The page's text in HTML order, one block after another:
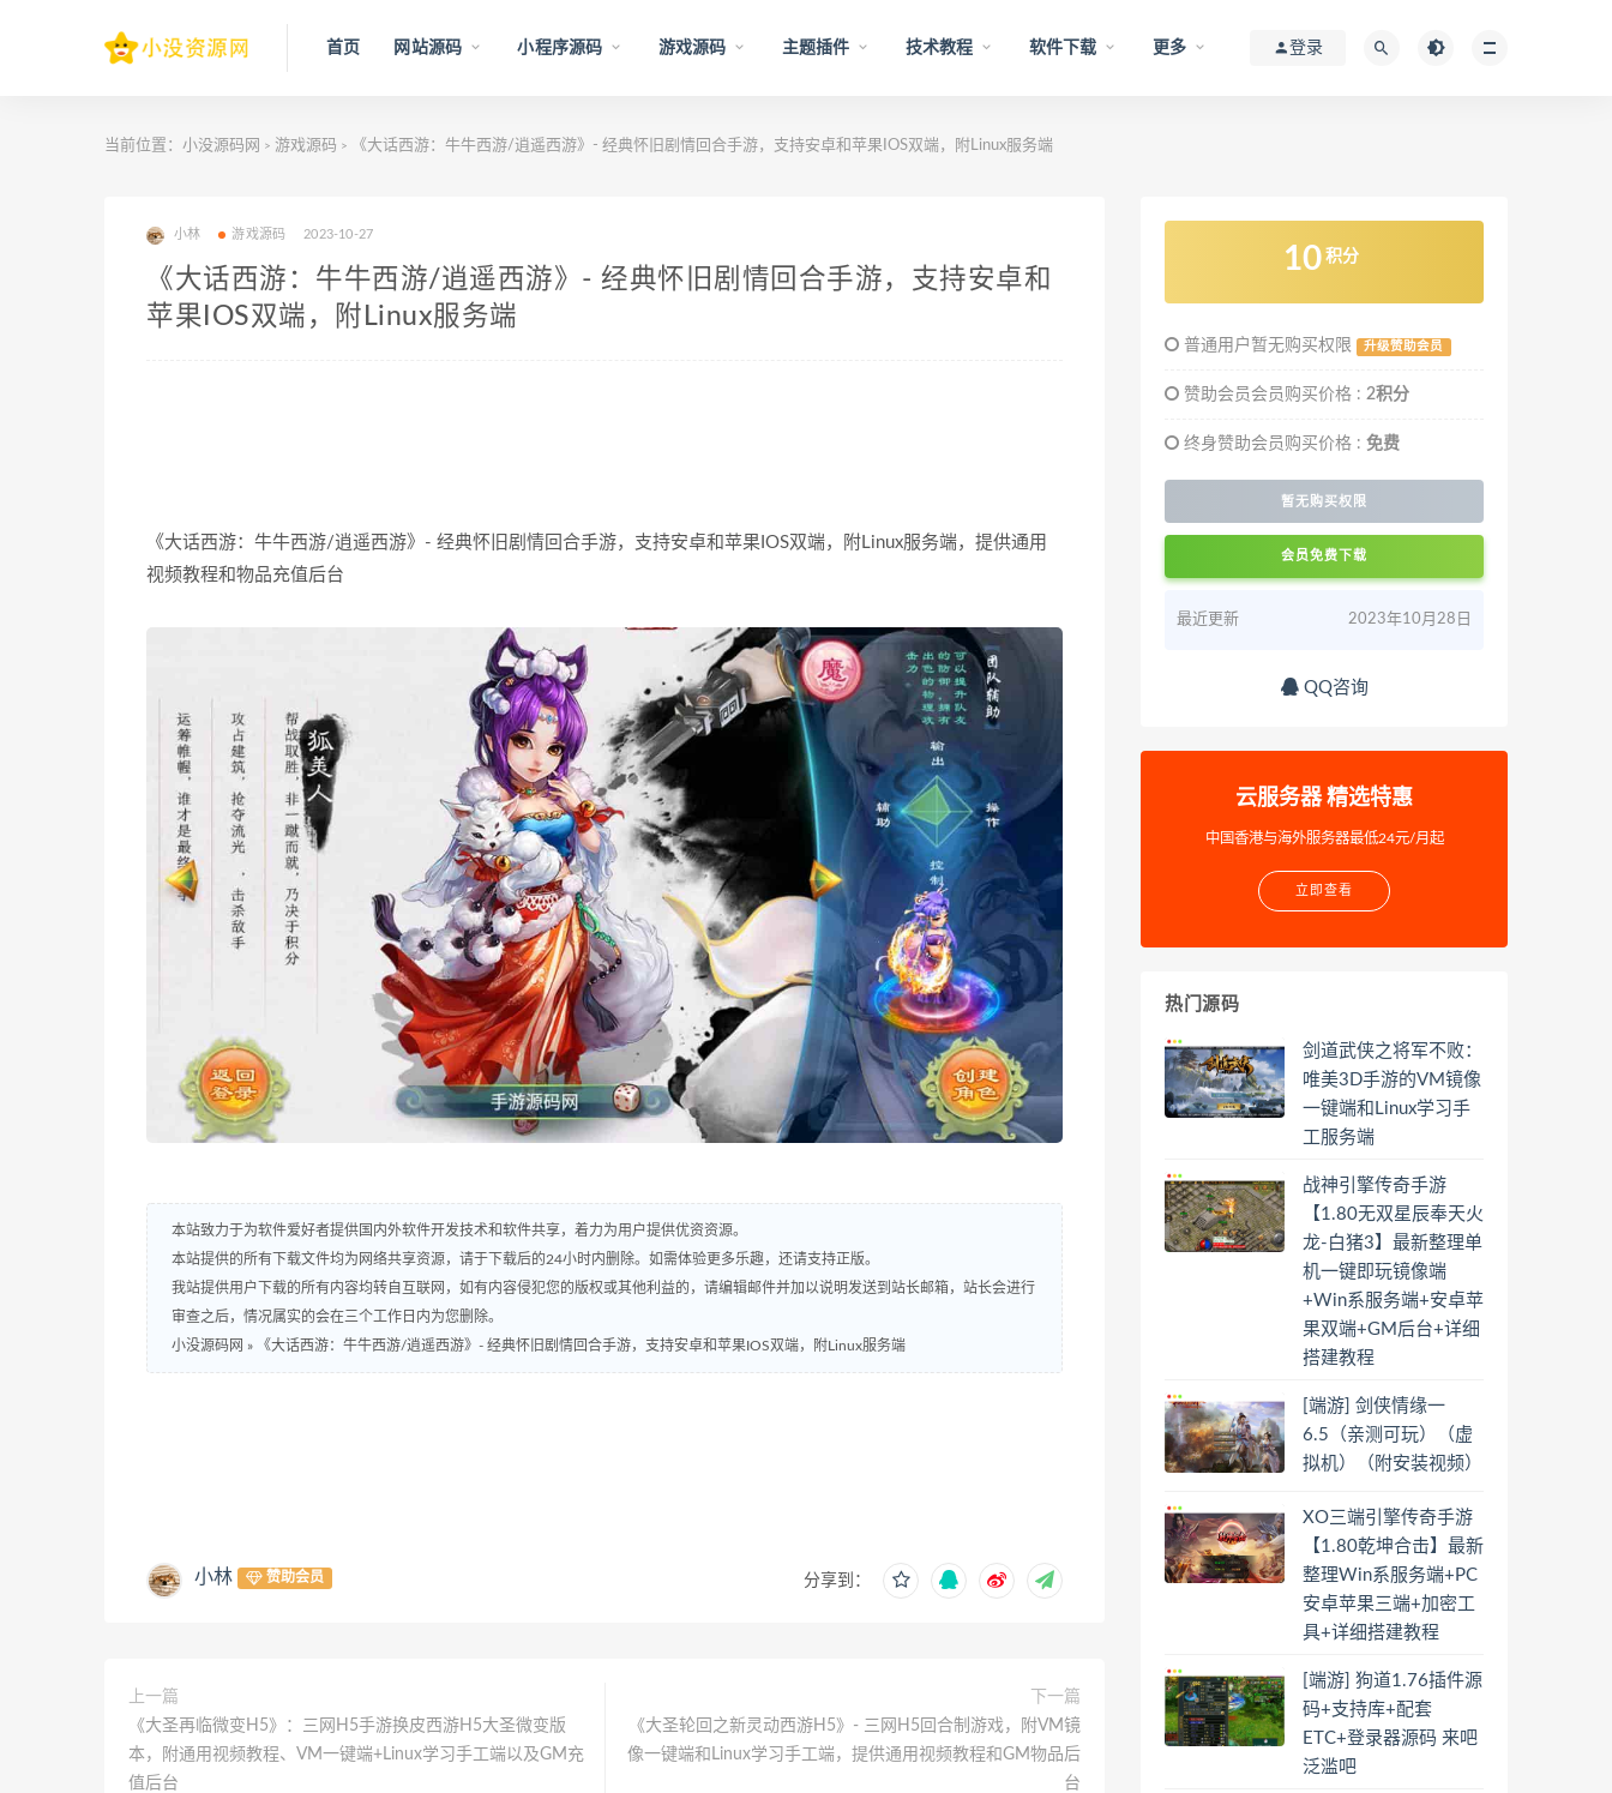
首页 网站源码 小程序源码 游戏源码 主题插件 技术教程 软件下载 更多 登录
当前位置： 小没源码网 > 游戏源码 > 《大话西游：牛牛西游/逍遥西游》- 经典怀旧剧情回合手游，支持安卓和苹果IOS双端，附Linux服务端
小林 游戏源码 2023-10-27
《大话西游：牛牛西游/逍遥西游》- 经典怀旧剧情回合手游，支持安卓和
苹果IOS双端，附Linux服务端
《大话西游：牛牛西游/逍遥西游》- 经典怀旧剧情回合手游，支持安卓和苹果IOS双端，附Linux服务端，提供通用
视频教程和物品充值后台
本站致力于为软件爱好者提供国内外软件开发技术和软件共享，着力为用户提供优资资源。
本站提供的所有下载文件均为网络共享资源，请于下载后的24小时内删除。如需体验更多乐趣，还请支持正版。
我站提供用户下载的所有内容均转自互联网，如有内容侵犯您的版权或其他利益的，请编辑邮件并加以说明发送到站长邮箱，站长会进行
审查之后，情况属实的会在三个工作日内为您删除。
小没源码网 » 《大话西游：牛牛西游/逍遥西游》- 经典怀旧剧情回合手游，支持安卓和苹果IOS双端，附Linux服务端
小林 赞助会员 分享到：
上一篇
《大圣再临微变H5》：三网H5手游换皮西游H5大圣微变版
本，附通用视频教程、VM一键端+Linux学习手工端以及GM充
值后台
下一篇
《大圣轮回之新灵动西游H5》- 三网H5回合制游戏，附VM镜
像一键端和Linux学习手工端，提供通用视频教程和GM物品后
台
10 积分
普通用户暂无购买权限 升级赞助会员
赞助会员会员购买价格 : 2积分
终身赞助会员购买价格 : 免费
暂无购买权限
会员免费下载
最近更新 2023年10月28日
QQ咨询
云服务器 精选特惠
中国香港与海外服务器最低24元/月起
立即查看
热门源码
剑道武侠之将军不败：
唯美3D手游的VM镜像
一键端和Linux学习手
工服务端
战神引擎传奇手游
【1.80无双星辰奉天火
龙-白猪3】最新整理单
机一键即玩镜像端
+Win系服务端+安卓苹
果双端+GM后台+详细
搭建教程
[端游] 剑侠情缘一
6.5（亲测可玩）（虚
拟机）（附安装视频）
XO三端引擎传奇手游
【1.80乾坤合击】最新
整理Win系服务端+PC
安卓苹果三端+加密工
具+详细搭建教程
[端游] 狗道1.76插件源
码+支持库+配套
ETC+登录器源码 来吧
泛滥吧